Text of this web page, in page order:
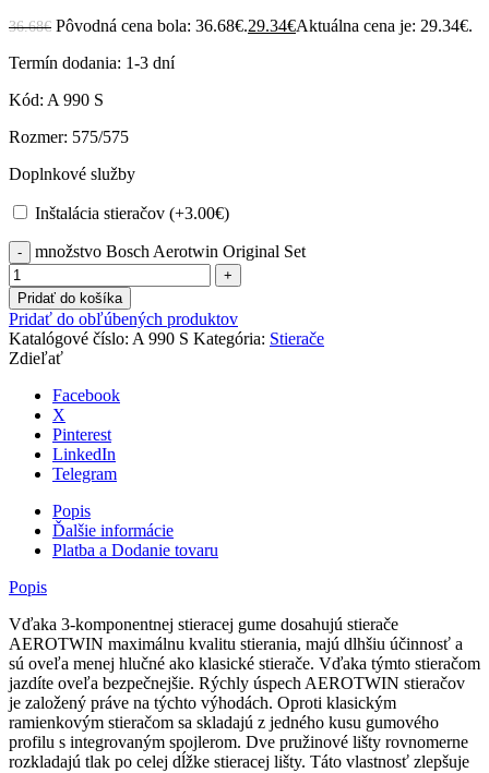
36.68€ Pôvodná cena bola: 36.68€.29.34€Aktuálna cena je: 29.34€.
Termín dodania: 1-3 dní
Kód: A 990 S
Rozmer: 575/575
Doplnkové služby
Inštalácia stieračov (+3.00€)
množstvo Bosch Aerotwin Original Set
Pridať do košíka
Pridať do obľúbených produktov
Katalógové číslo: A 990 S Kategória: Stierače
Zdieľať
Facebook
X
Pinterest
LinkedIn
Telegram
Popis
Ďalšie informácie
Platba a Dodanie tovaru
Popis
Vďaka 3-komponentnej stieracej gume dosahujú stierače
AEROTWIN maximálnu kvalitu stierania, majú dlhšiu účinnosť a
sú oveľa menej hlučné ako klasické stierače. Vďaka týmto stieračom
jazdíte oveľa bezpečnejšie. Rýchly úspech AEROTWIN stieračov
je založený práve na týchto výhodách. Oproti klasickým
ramienkovým stieračom sa skladajú z jedného kusu gumového
profilu s integrovaným spojlerom. Dve pružinové lišty rovnomerne
rozkladajú tlak po celej dĺžke stieracej lišty. Táto vlastnosť zlepšuje